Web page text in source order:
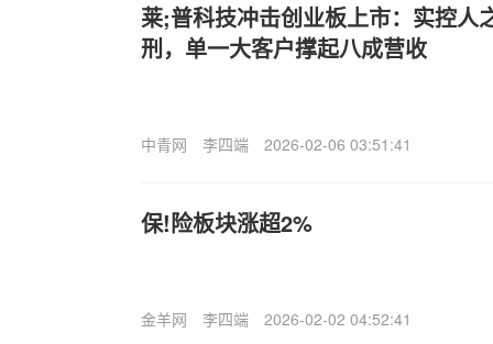
莱;普科技冲击创业板上市：实控人
刑，单一大客户撑起八成营收
中青网 李四端 2026-02-06 03:51:41
保!险板块涨超2%
金羊网 李四端 2026-02-02 04:52:41